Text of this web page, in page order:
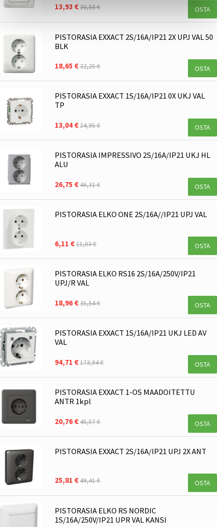
13,93 €30,58 € OSTA
PISTORASIA EXXACT 2S/16A/IP21 2X UPJ VAL 50
BLK
18,65 €32,25 € OSTA
PISTORASIA EXXACT 1S/16A/IP21 0X UKJ VAL
TP
13,04 €24,95 € OSTA
PISTORASIA IMPRESSIVO 2S/16A/IP21 UKJ HL
ALU
26,75 €46,31 € OSTA
PISTORASIA ELKO ONE 2S/16A//IP21 UPJ VAL
6,11 €11,03 € OSTA
PISTORASIA ELKO RS16 2S/16A/250V/IP21
UPJ/R VAL
18,96 €35,54 € OSTA
PISTORASIA EXXACT 1S/16A/IP21 UKJ LED AV
VAL
94,71 €173,94 € OSTA
PISTORASIA EXXACT 1-OS MAADOITETTU
ANTR 1kpl
20,76 €45,57 € OSTA
PISTORASIA EXXACT 2S/16A/IP21 UPJ 2X ANT
25,81 €49,41 € OSTA
PISTORASIA ELKO RS NORDIC
1S/16A/250V/IP21 UPR VAL KANSI